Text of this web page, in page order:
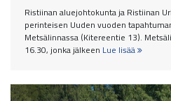
Ristiinan aluejohtokunta ja Ristiinan
perinteisen Uuden vuoden
Metsälinnassa (Kitereentie 13).
16.30, jonka jälkeen Lue lisää